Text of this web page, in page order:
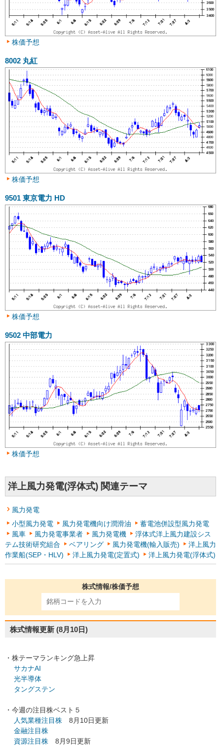
株価予想
8002 丸紅
株価予想
9501 東京電力 HD
株価予想
9502 中部電力
株価予想
洋上風力発電(浮体式) 関連テーマ
風力発電
小型風力発電
風力発電機向け潤滑油
蓄電池併設型風力発電
風車
風力発電事業者 風力発電機
浮体式洋上風力建設シス
テム技術研究組合
ベアリング 風力発電機(輸入販売)
洋上風力
作業船(SEP・HLV)
洋上風力発電(定置式) 洋上風力発電(浮体式)
株式情報/株価予想
株式情報更新 (8月10日)
・株テーマランキング急上昇
サカナAI
光半導体
タングステン
・今週の注目株ベスト５
人気業種注目株 8月10日更新
金融注目株
資源注目株 8月9日更新